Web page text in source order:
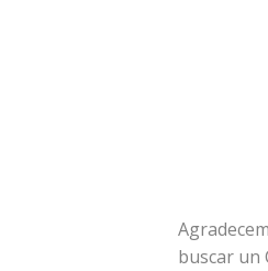
buscar un